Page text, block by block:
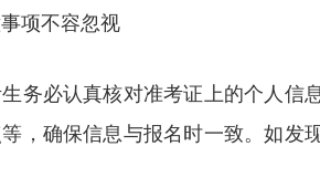
项不容忽视
务必认真核对准考证上的个人信
，确保信息与报名时一致。如发